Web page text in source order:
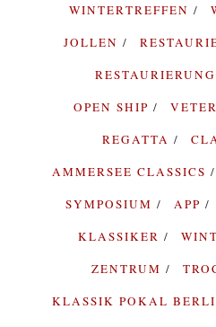
WINTERTREFFEN
JOLLEN
OPEN SHIP
REGATTA
AMMERSEE CLASSICS
SYMPOSIUM
APP
KLASSIKER
ZENTRUM
KLASSIK POKAL